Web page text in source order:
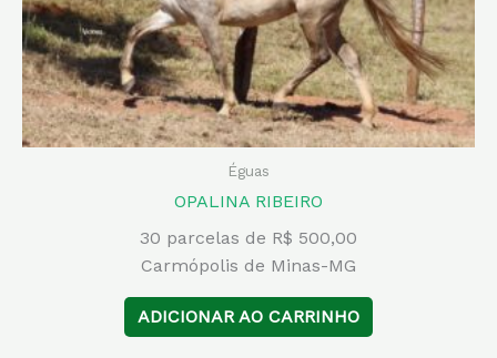
Éguas
OPALINA RIBEIRO
30 parcelas de R$ 500,00
Carmópolis de Minas-MG
ADICIONAR AO CARRINHO